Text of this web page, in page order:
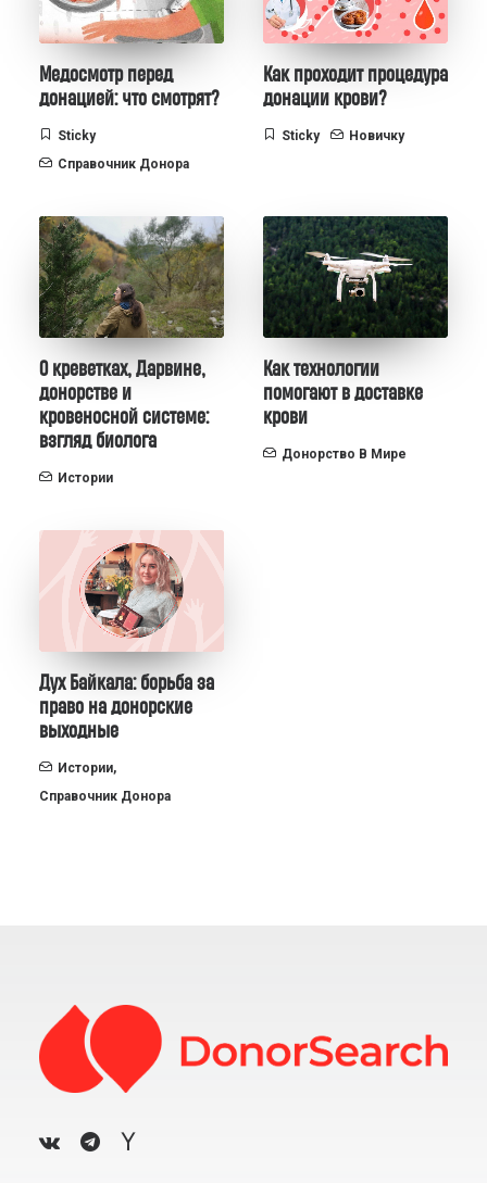
Медосмотр перед
донацией: что смотрят?
Sticky
Справочник Донора
Как проходит процедура
донации крови?
Sticky Новичку
О креветках, Дарвине,
донорстве и
кровеносной системе:
взгляд биолога
Истории
Как технологии
помогают в доставке
крови
Донорство В Мире
Дух Байкала: борьба за
право на донорские
выходные
Истории,
Справочник Донора